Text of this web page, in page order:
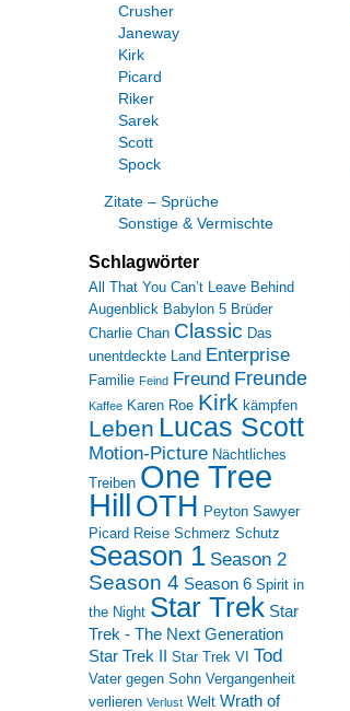
Crusher
Janeway
Kirk
Picard
Riker
Sarek
Scott
Spock
Zitate – Sprüche
Sonstige & Vermischte
Schlagwörter
All That You Can’t Leave Behind
Augenblick Babylon 5 Brüder
Charlie Chan Classic Das
unentdeckte Land Enterprise
Familie Feind Freund Freunde
Kaffee Karen Roe Kirk kämpfen
Leben Lucas Scott
Motion-Picture Nächtliches
Treiben One Tree
Hill OTH Peyton Sawyer
Picard Reise Schmerz Schutz
Season 1 Season 2
Season 4 Season 6 Spirit in
the Night Star Trek Star
Trek - The Next Generation
Star Trek II Star Trek VI Tod
Vater gegen Sohn Vergangenheit
verlieren Verlust Welt Wrath of